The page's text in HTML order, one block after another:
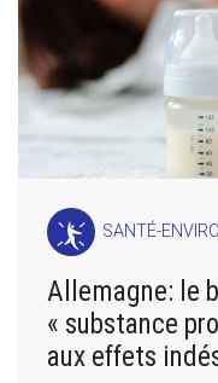
SANTÉ-
Allemagne: le
« substance
aux effets